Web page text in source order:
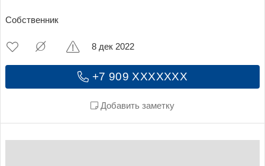
Собственник
+7 909 XXXXXXX
Добавить заметку
8 дек 2022